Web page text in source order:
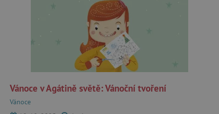
Vánoce v Agátině světě: Vánoční tvoření
Vánoce